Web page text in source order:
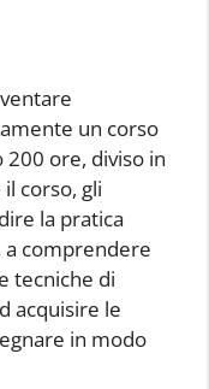
un corso
ore, diviso in
corso, gli
la pratica
a comprendere
tecniche di
acquisire le
in modo